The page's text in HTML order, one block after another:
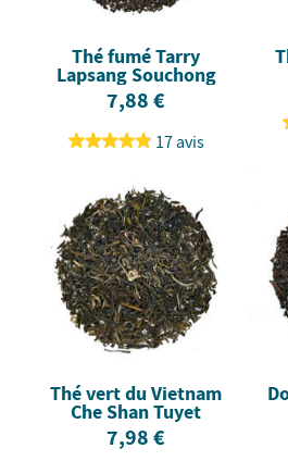
Thé fumé Tarry
Lapsang Souchong
7,88 €
17 avis
Thé vert du Vietnam
Che Shan Tuyet
7,98 €